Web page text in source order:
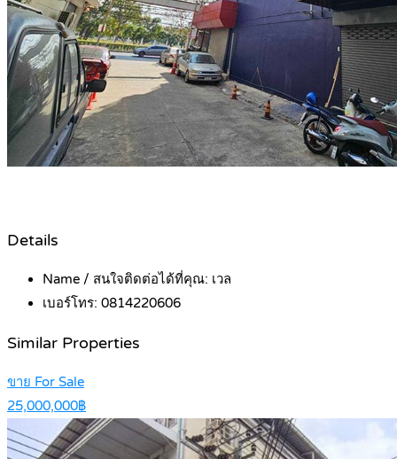
Details
Name / สนใจติดต่อได้ที่คุณ: เวล
เบอร์โทร: 0814220606
Similar Properties
ขาย For Sale
25,000,000฿